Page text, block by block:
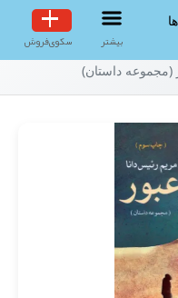
بیشتر سکوی‌فروش
(مجموعه داستان)